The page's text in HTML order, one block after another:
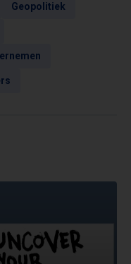
Geopolitiek